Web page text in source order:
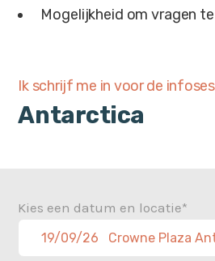
Mogelijkheid om vragen
Ik schrijf me in voor de
Antarctica
Kies een datum en locatie*